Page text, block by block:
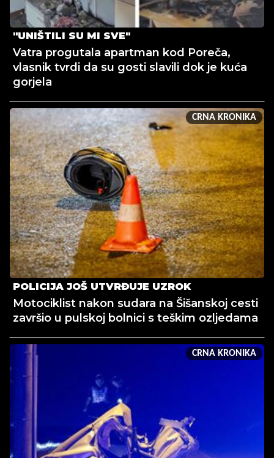
"UNIŠTILI SU MI SVE"
Vatra progutala apartman kod Poreča,
vlasnik tvrdi da su gosti slavili dok je kuća
gorjela
CRNA KRONIKA
POLICIJA JOŠ UTVRĐUJE UZROK
Motociklist nakon sudara na Šišanskoj cesti
završio u pulskoj bolnici s teškim ozljedama
CRNA KRONIKA